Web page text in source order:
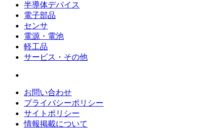
半導体デバイス
電子部品
センサ
電源・電池
軽工品
サービス・その他
お問い合わせ
プライバシーポリシー
サイトポリシー
情報掲載について